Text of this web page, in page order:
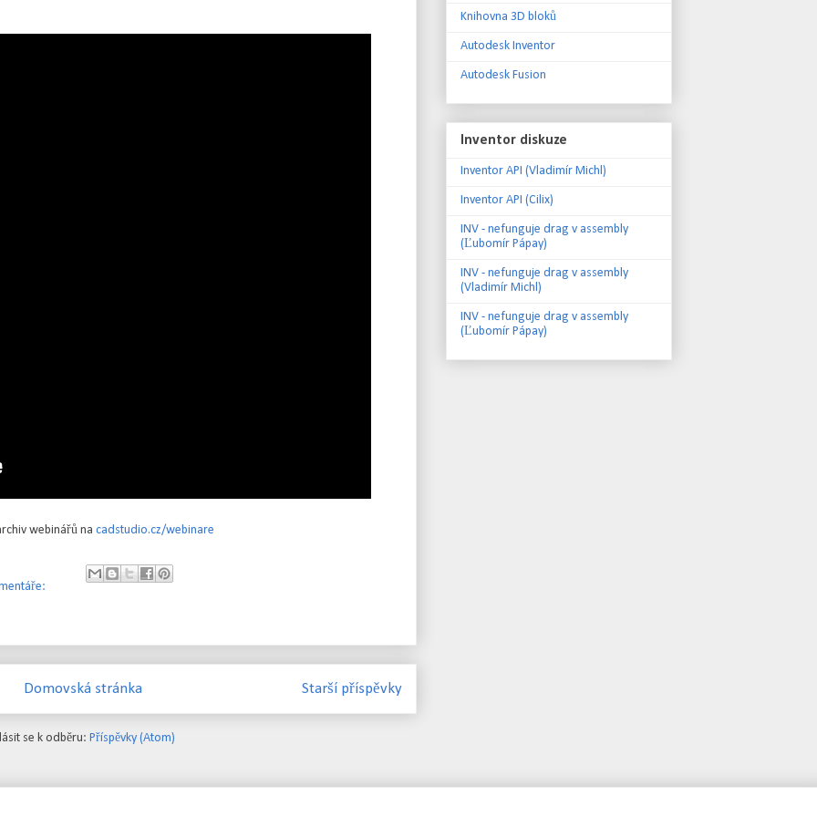
webinářů na cadstudio.cz/webinare
Starší příspěvky
Domovská stránka
se k odběru: Příspěvky (Atom)
Knihovna 3D bloků
Autodesk Inventor
Autodesk Fusion
Inventor diskuze
Inventor API (Vladimír Michl)
Inventor API (Cilix)
INV - nefunguje drag v assembly
(Ľubomír Pápay)
INV - nefunguje drag v assembly
(Vladimír Michl)
INV - nefunguje drag v assembly
(Ľubomír Pápay)